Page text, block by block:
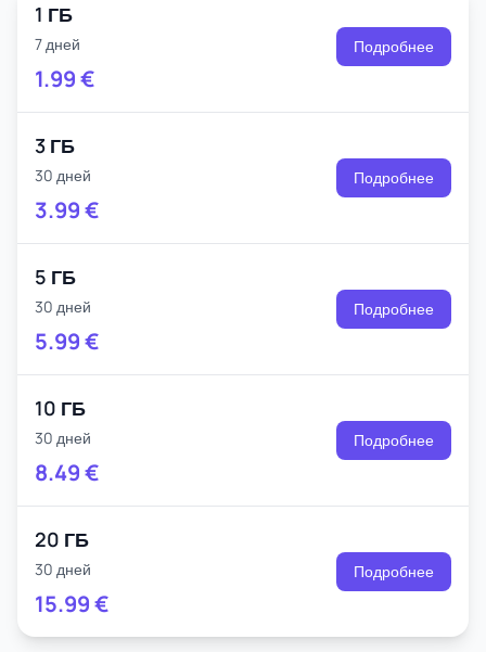
1 ГБ
7 дней
1.99€
Подробнее
3 ГБ
30 дней
3.99€
Подробнее
5 ГБ
30 дней
5.99€
Подробнее
10 ГБ
30 дней
8.49€
Подробнее
20 ГБ
30 дней
15.99€
Подробнее